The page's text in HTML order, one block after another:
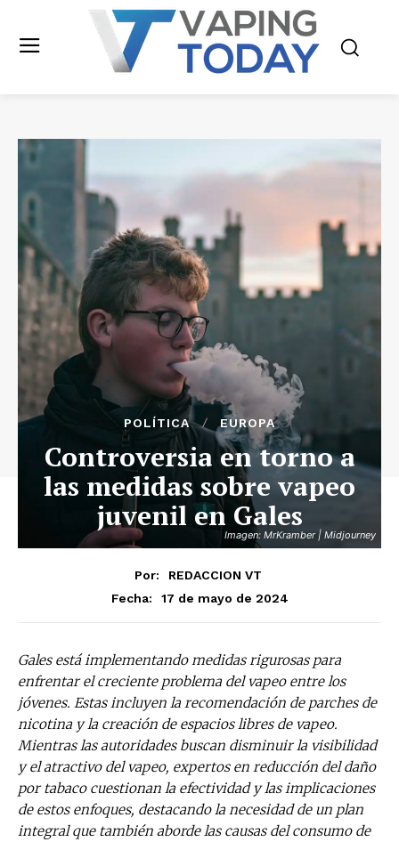
Imagen: MrKramber | Midjourney
POLÍTICA EUROPA
Controversia en torno a
las medidas sobre vapeo
juvenil en Gales
Por:
REDACCION VT
Fecha:
17 de mayo de 2024
Gales está implementando medidas rigurosas para
enfrentar el creciente problema del vapeo entre los
jóvenes. Estas incluyen la recomendación de parches de
nicotina y la creación de espacios libres de vapeo.
Mientras las autoridades buscan disminuir la visibilidad
y el atractivo del vapeo, expertos en reducción del daño
por tabaco cuestionan la efectividad y las implicaciones
de estos enfoques, destacando la necesidad de un plan
integral que también aborde las causas del consumo de